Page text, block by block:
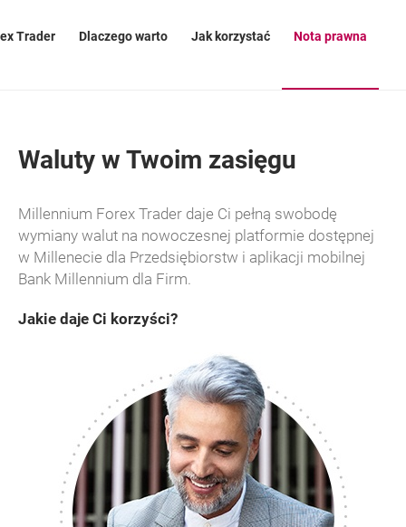
OTWIERA SIĘ W NOWEJ KARCIE
Trader Dlaczego warto Jak korzystać Nota prawna
Waluty w Twoim zasięgu
Millennium Forex Trader daje Ci pełną swobodę
wymiany walut na nowoczesnej platformie dostępnej
w Millenecie dla Przedsiębiorstw i aplikacji mobilnej
Bank Millennium dla Firm.
Jakie daje Ci korzyści?